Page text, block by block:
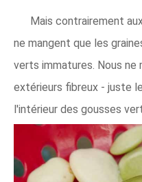
Mais contrairement
ne mangent que les
verts immatures. Nous ne
extérieurs fibreux - juste
l'intérieur des gousses